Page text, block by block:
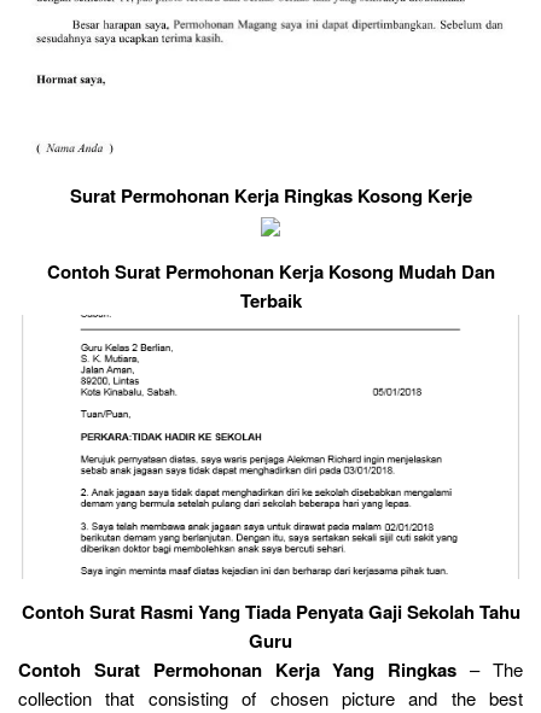
Surat Permohonan Kerja Ringkas Kosong Kerje
Contoh Surat Permohonan Kerja Kosong Mudah Dan
Terbaik
Contoh Surat Rasmi Yang Tiada Penyata Gaji Sekolah Tahu
Guru
Contoh Surat Permohonan Kerja Yang Ringkas – The
collection that consisting of chosen picture and the best